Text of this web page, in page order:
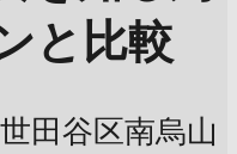
と比較
田谷区南烏山